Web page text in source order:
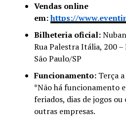
Vendas online
em:https://
Bilheteria oficial:
Rua Palestra Itália, 200 –
São Paulo/SP
Funcionamento: Terça
*Não há funcionamento
feriados, dias de jogos ou
outras empresas.